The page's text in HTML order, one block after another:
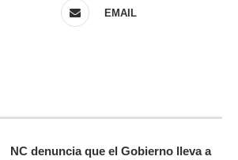
EMAIL
NC denuncia que el Gobierno lleva a